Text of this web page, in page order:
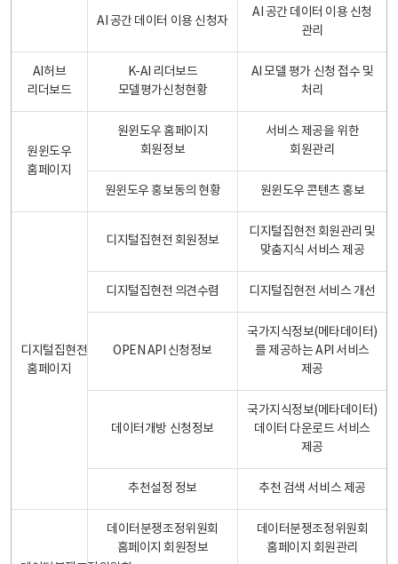
AI 공간 데이터 이용 신청자
AI 공간 데이터 이용 신청
관리
AI허브
리더보드
K-AI 리더보드
모델평가신청현황
AI 모델 평가 신청 접수 및
처리
원윈도우
홈페이지
원윈도우 홈페이지
회원정보
서비스 제공을 위한
회원관리
원윈도우 홍보동의 현황 원윈도우 콘텐츠 홍보
디지털집현전
홈페이지
디지털집현전 회원정보
디지털집현전 회원관리 및
맞춤지식 서비스 제공
디지털집현전 의견수렴 디지털집현전 서비스 개선
OPEN API 신청정보
국가지식정보(메타데이터)
를 제공하는 API 서비스
제공
데이터개방 신청정보
국가지식정보(메타데이터)
데이터 다운로드 서비스
제공
추천설정 정보 추천 검색 서비스 제공
데이터분쟁조정위원회
홈페이지 회원정보
데이터분쟁조정위원회
홈페이지 회원관리